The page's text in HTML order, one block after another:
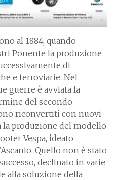
al 1884, quando
Ponente la produzione
di
e ferroviarie. Nel
guerre è avviata la
del secondo
riconvertiti con nuovi
la produzione del modello
Vespa, ideato
Quello non è stato
declinato in varie
alla soluzione della